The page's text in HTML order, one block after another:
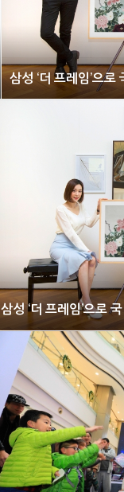
삼성 ‘더 프레임’으
삼성 ‘더 프레임’으로